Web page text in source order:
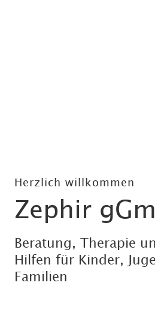
Herzlich willkommen
Zephir
Beratung, Therapie
Hilfen für Kinder,
Familien